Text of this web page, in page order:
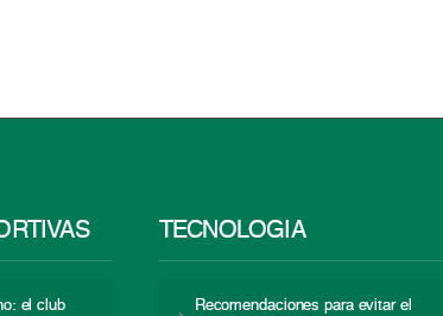
el club
TECNOLOGÍA
Recomendaciones para evitar el